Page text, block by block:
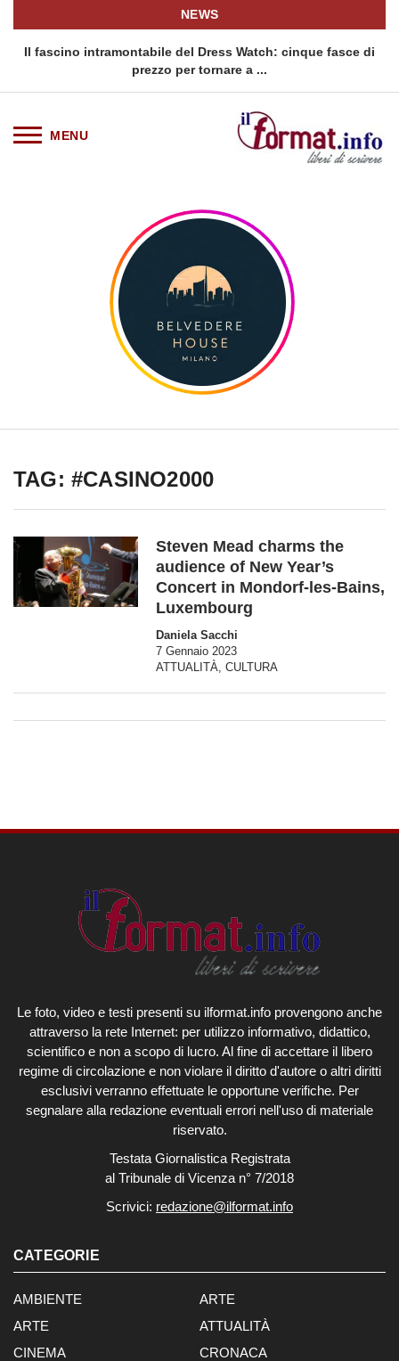
NEWS
del Dress Watch: cinque fasce di
prezzo per tornare a ...
TAG: #CASINO2000
Steven Mead charms the
audience of New Year’s
Concert in Mondorf-les-Bains,
Luxembourg
Daniela Sacchi
7 Gennaio 2023
ATTUALITÀ, CULTURA
Le foto, video e testi presenti su ilformat.info provengono anche
attraverso la rete Internet: per utilizzo informativo, didattico,
scientifico e non a scopo di lucro. Al fine di accettare il libero
regime di circolazione e non violare il diritto d'autore o altri diritti
esclusivi verranno effettuate le opportune verifiche. Per
segnalare alla redazione eventuali errori nell'uso di materiale
riservato.
Testata Giornalistica Registrata
al Tribunale di Vicenza n° 7/2018
Scrivici: redazione@ilformat.info
CATEGORIE
AMBIENTE
ARTE
ARTE
ATTUALITÀ
CINEMA
CRONACA